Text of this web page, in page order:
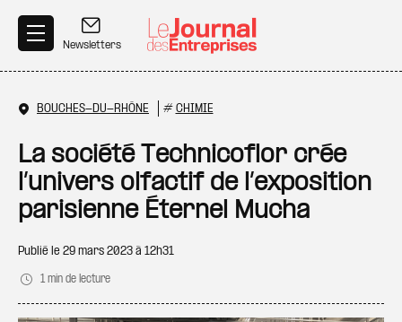
Newsletters
BOUCHES-DU-RHÔNE # CHIMIE
La société Technicoflor crée
l’univers olfactif de l’exposition
parisienne Éternel Mucha
Publié le 29 mars 2023 à 12h31
1 min de lecture